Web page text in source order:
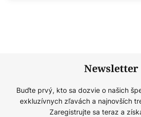
Newsletter
Buďte prvý, kto sa dozvie o našich
exkluzívnych zľavách a najnovších
Zaregistrujte sa teraz a